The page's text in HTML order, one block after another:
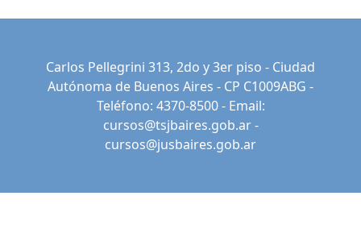
Carlos Pellegrini 313, 2do y 3er piso - Ciudad
Autónoma de Buenos Aires - CP C1009ABG -
Teléfono: 4370-8500 - Email:
cursos@tsjbaires.gob.ar-
cursos@jusbaires.gob.ar